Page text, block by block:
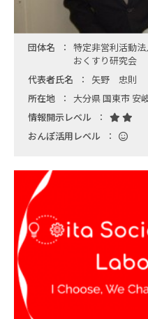
団体名
特定非営利活動法
おくすり研究会
代表者氏名
矢野 忠則
所在地
大分県 国東市 安
情報開示レベル
おんぽ活用レベル